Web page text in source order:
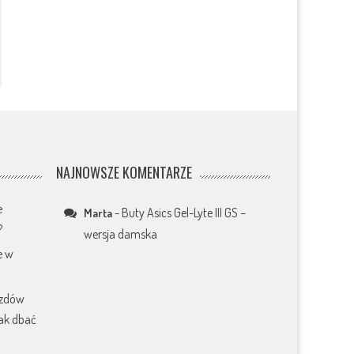
w
dbać
NAJNOWSZE KOMENTARZE
Marta- Buty Asics Gel-Lyte III GS –
wersja damska